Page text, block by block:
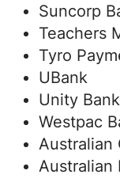
Suncorp
Teachers
Tyro
UBank
Unity Bank
Westpac
Australian
Australian